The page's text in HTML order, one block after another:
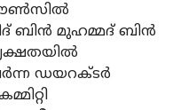
ബിൻ മുഹമ്മദ് ബിൻ
ഡയറക്ടർ